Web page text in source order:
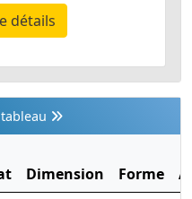
détails
Dimension Forme